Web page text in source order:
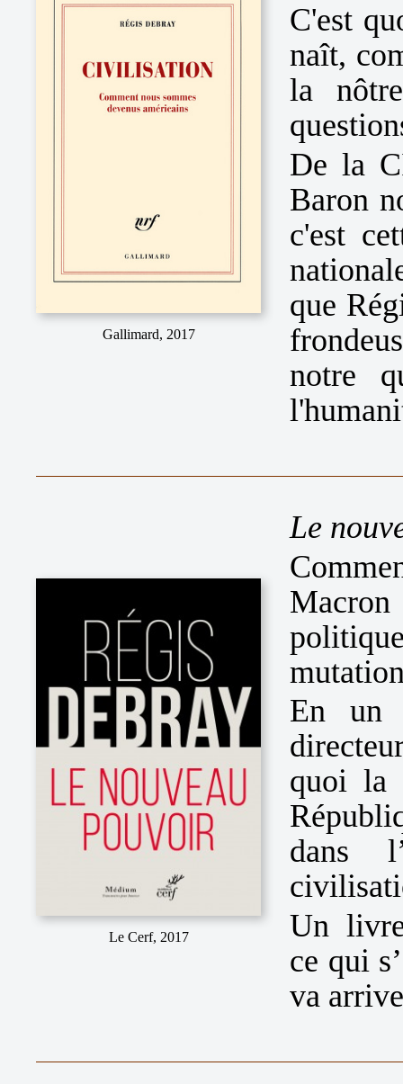
Gallimard, 2017
C'est
naît,
la
De la
Baron
c'est
que
notre
Le Cerf, 2017
Le
En un
quoi la
dans
Un
ce qui
va